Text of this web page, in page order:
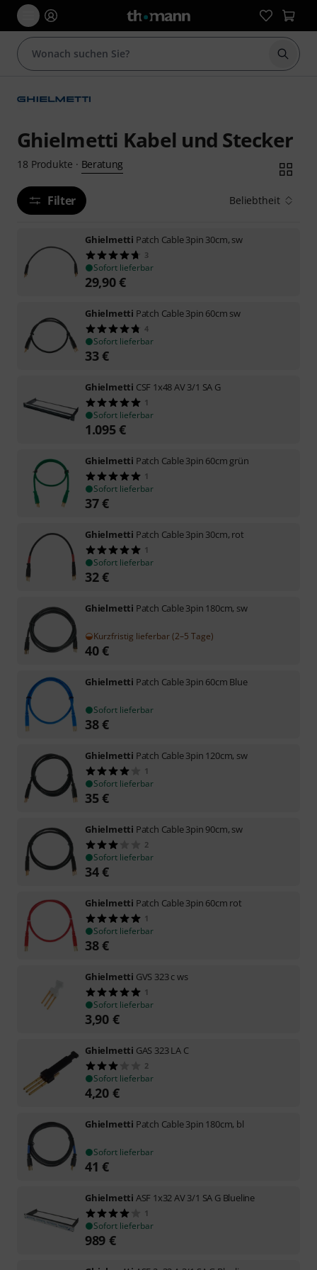
Suche
Ghielmetti Kabel und Stecker
18 Produkte · Beratung
Filter Beliebtheit
Ghielmetti Patch Cable 3pin 30cm, sw
3
Sofort lieferbar
29,90€
Ghielmetti Patch Cable 3pin 60cm sw
4
Sofort lieferbar
33€
Ghielmetti CSF 1x48 AV 3/1 SA G
1
Sofort lieferbar
1.095€
Ghielmetti Patch Cable 3pin 60cm grün
1
Sofort lieferbar
37€
Ghielmetti Patch Cable 3pin 30cm, rot
1
Sofort lieferbar
32€
Ghielmetti Patch Cable 3pin 180cm, sw
Kurzfristig lieferbar (2–5 Tage)
40€
Ghielmetti Patch Cable 3pin 60cm Blue
Sofort lieferbar
38€
Ghielmetti Patch Cable 3pin 120cm, sw
1
Sofort lieferbar
35€
Ghielmetti Patch Cable 3pin 90cm, sw
2
Sofort lieferbar
34€
Ghielmetti Patch Cable 3pin 60cm rot
1
Sofort lieferbar
38€
Ghielmetti GVS 323 c ws
1
Sofort lieferbar
3,90 €
Ghielmetti GAS 323 LA C
2
Sofort lieferbar
4,20 €
Ghielmetti Patch Cable 3pin 180cm, bl
Sofort lieferbar
41 €
Ghielmetti ASF 1x32 AV 3/1 SA G Blueline
1
Sofort lieferbar
989 €